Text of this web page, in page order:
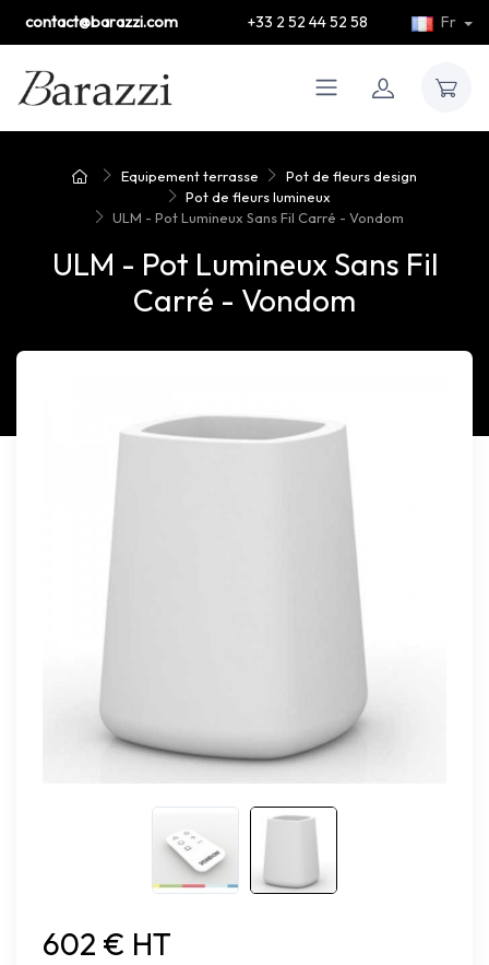
contact@barazzi.com +33 2 52 44 52 58 Fr
Equipement terrasse
Pot de fleurs design
Pot de fleurs lumineux
ULM - Pot Lumineux Sans Fil Carré - Vondom
ULM - Pot Lumineux Sans Fil
Carré - Vondom
602 € HT